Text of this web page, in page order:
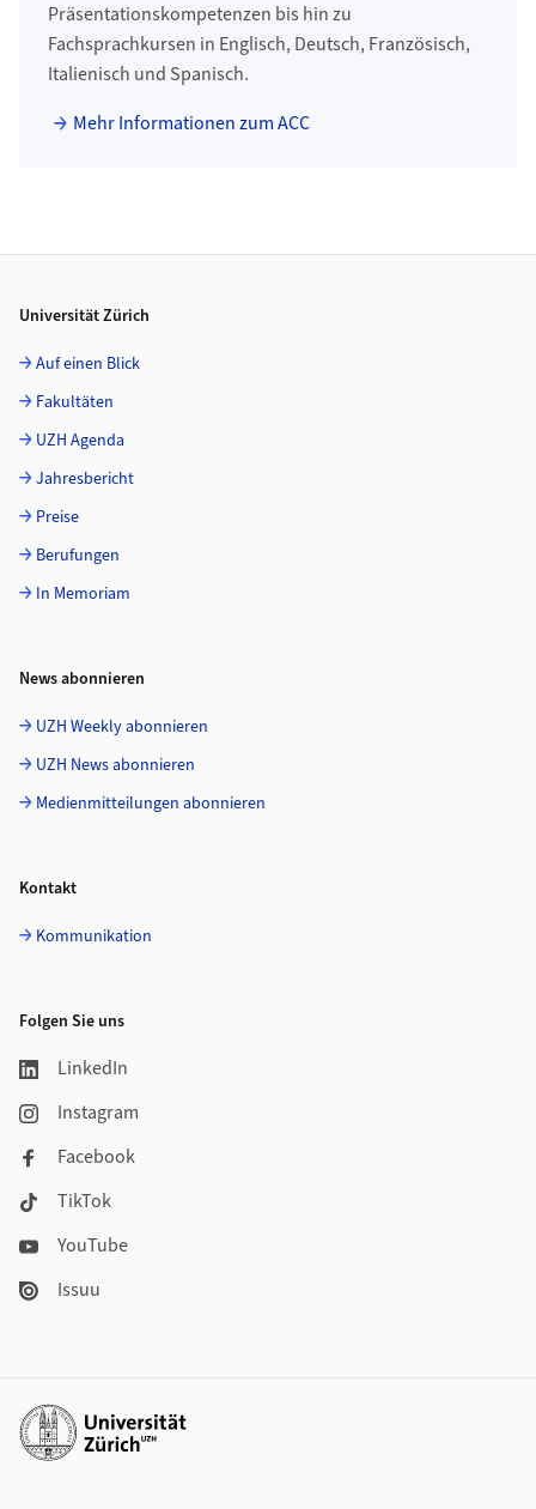
Präsentationskompetenzen bis hin zu
Fachsprachkursen in Englisch, Deutsch, Französisch,
Italienisch und Spanisch.
Mehr Informationen zum ACC
Universität Zürich
Auf einen Blick
Fakultäten
UZH Agenda
Jahresbericht
Preise
Berufungen
In Memoriam
News abonnieren
UZH Weekly abonnieren
UZH News abonnieren
Medienmitteilungen abonnieren
Kontakt
Kommunikation
Folgen Sie uns
LinkedIn
Instagram
Facebook
TikTok
YouTube
Issuu
Weiterführende Links